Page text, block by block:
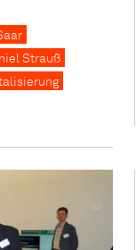
Strauß